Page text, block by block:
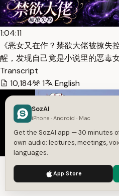
1:04:11
《恶女又在作？禁欲大佬被撩失
醒，发现自己竟是小说里的恶毒
Transcript
10,184
1 English
We use cookies to enhance your
SozAI
iPhone · Android · Mac
Get the SozAI app — 30 minutes
own audio: lectures, meetings,
languages.
App Store